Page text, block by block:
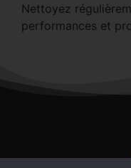
Nettoyez
performances et